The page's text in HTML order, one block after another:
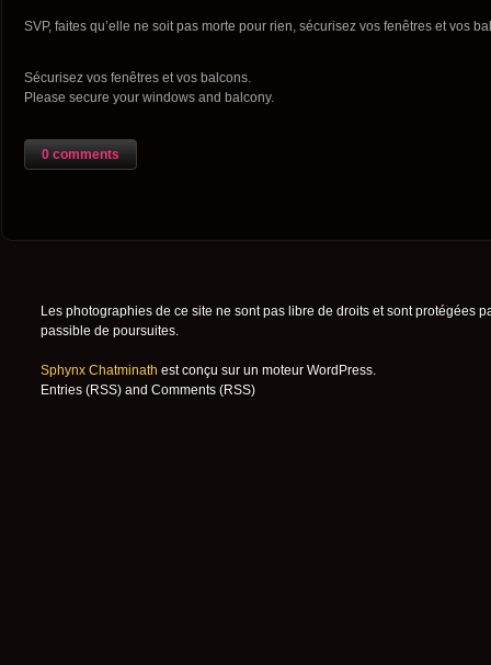
SVP, faites qu’elle ne soit pas morte pour rien, sécurisez vos fenêtres et vos
Sécurisez vos fenêtres et vos balcons.
Please secure your windows and balcony.
0 comments
Les photographies de ce site ne sont pas libre de droits et sont protégées
passible de poursuites.
Sphynx Chatminath est conçu sur un moteur WordPress.
Entries (RSS)and Comments (RSS)